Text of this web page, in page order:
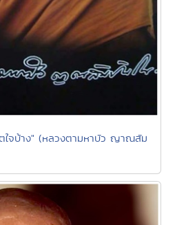
ใจบ้าง" (หลวงตามหาบัว ญาณสัม